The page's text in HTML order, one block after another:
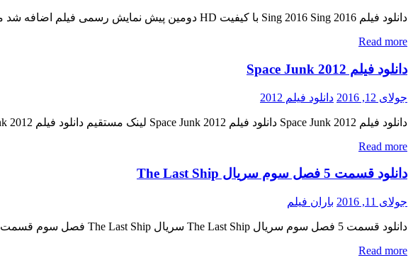
دانلود فیلم Sing 2016 Sing 2016 با کیفیت HD دومین پیش نمایش رسمی فیلم اضافه شد منتشر کننده فایل: ژانر : انیمیشن , کمدی , خانوادگی , موزیکال به این فیلم فعلا امتیازی داده نشده […]
Read more
دانلود فیلم Space Junk 2012
جولای 12, 2016 دانلود فیلم 2012
دانلود فیلم Space Junk 2012 دانلود فیلم Space Junk 2012 لینک مستقیم دانلود فیلم Space Junk 2012 با سه کیفیت (BluRay 720p / BluRay 1080p / BluRay 1080p 3D) « دانلود رایگان با لینک مستقیم […]
Read more
دانلود قسمت 5 فصل سوم سریال The Last Ship
جولای 11, 2016 باران فیلم
دانلود قسمت 5 فصل سوم سریال The Last Ship سریال The Last Ship فصل سوم قسمت پنجم دانلود سریال اکشن ( The Last Ship ) فصل سوم قسمت 5 « دانلود رایگان با لینک مستقیم […]
Read more